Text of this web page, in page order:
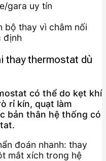
gara uy tín
bộ thay vì châm nối
định
thay thermostat dù
có thể do kẹt khí
rỉ kín, quạt làm
bản thân hệ thống có
đoán nhanh: thay
mắt xích trong hệ